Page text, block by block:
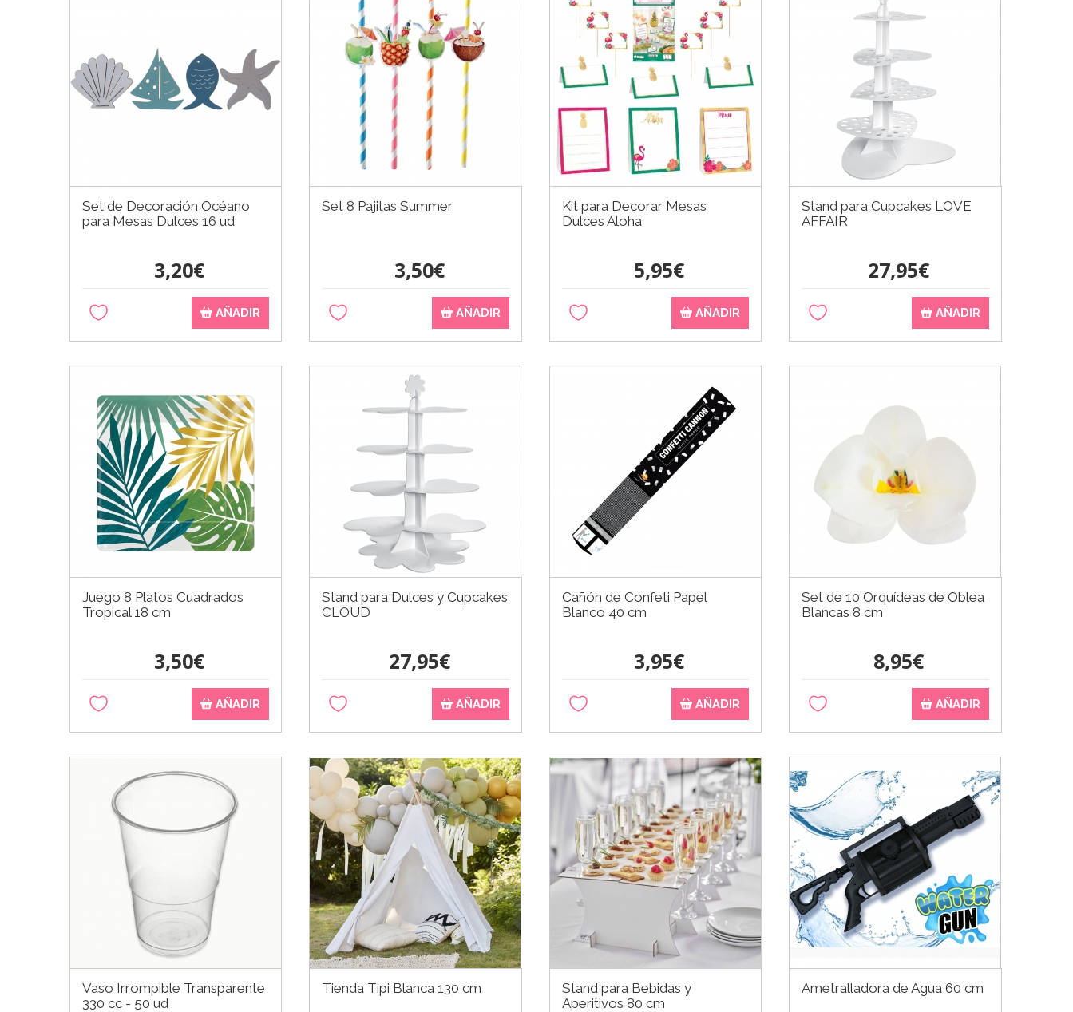
Set de Decoración Océano
para Mesas Dulces 16 ud
3,20€
AÑADIR
Set 8 Pajitas Summer
3,50€
AÑADIR
Kit para Decorar Mesas
Dulces Aloha
5,95€
AÑADIR
Stand para Cupcakes LOVE
AFFAIR
27,95€
AÑADIR
Juego 8 Platos Cuadrados
Tropical 18 cm
3,50€
AÑADIR
Stand para Dulces y Cupcakes
CLOUD
27,95€
AÑADIR
Cañón de Confeti Papel
Blanco 40 cm
3,95€
AÑADIR
Set de 10 Orquídeas de Oblea
Blancas 8 cm
8,95€
AÑADIR
Vaso Irrompible Transparente
330 cc - 50 ud
Tienda Tipi Blanca 130 cm
Stand para Bebidas y
Aperitivos 80 cm
Ametralladora de Agua 60 cm